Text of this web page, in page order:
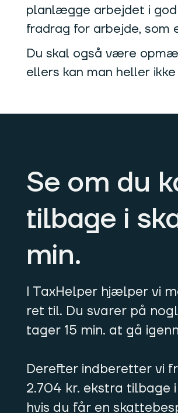
planlægge arbejdet i god
fradrag for arbejde,
Du skal også være
ellers kan man heller
Se om du
tilbage i
min.
I TaxHelper hjælper vi
ret til. Du svarer på
tager 15 min. at gå
Derefter indberetter vi
2.704 kr. ekstra tilbage
hvis du får en